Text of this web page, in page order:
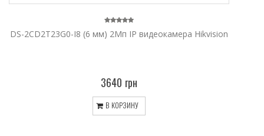
DS-2CD2T23G0-I8 (6 мм) 2Мп IP видеокамера Hikvision
3640 грн
В КОРЗИНУ